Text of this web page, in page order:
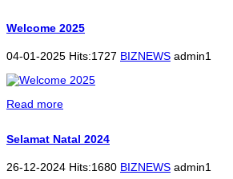
Welcome 2025
04-01-2025 Hits:1727 BIZNEWS admin1
Read more
Selamat Natal 2024
26-12-2024 Hits:1680 BIZNEWS admin1